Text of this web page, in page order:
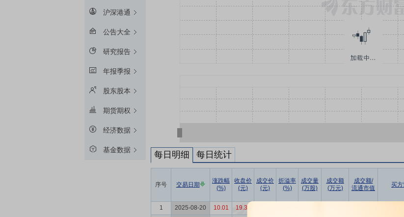
沪深港通
公告大全
研究报告
年报季报
股东股本
期货期权
经济数据
基金数据 每日明细 每日统计
序号 交易日期
涨跌幅
(%)
收盘价
(元)
成交价
(元)
折溢率
(%)
成交量
(万股)
成交额
(万元)
成交额/
流通市值
买
1 2025-08-20 10.01 19.35 浙商